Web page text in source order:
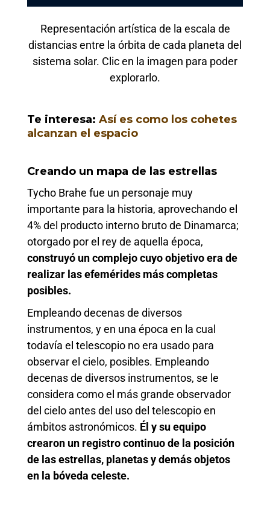
Representación artística de la escala de
distancias entre la órbita de cada planeta del
sistema solar. Clic en la imagen para poder
explorarlo.
Te interesa: Así es como los cohetes
alcanzan el espacio
Creando un mapa de las estrellas
Tycho Brahe fue un personaje muy
importante para la historia, aprovechando el
4% del producto interno bruto de Dinamarca;
otorgado por el rey de aquella época,
construyó un complejo cuyo objetivo era de
realizar las efemérides más completas
posibles.
Empleando decenas de diversos
instrumentos, y en una época en la cual
todavía el telescopio no era usado para
observar el cielo, posibles. Empleando
decenas de diversos instrumentos, se le
considera como el más grande observador
del cielo antes del uso del telescopio en
ámbitos astronómicos. Él y su equipo
crearon un registro continuo de la posición
de las estrellas, planetas y demás objetos
en la bóveda celeste.